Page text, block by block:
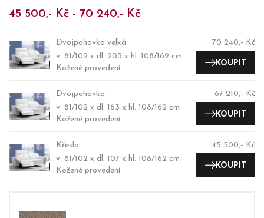
45 500,- Kč - 70 240,- Kč
Dvojpohovka velká
v. 81/102 x dl. 203 x hl. 108/162 cm
Kožené provedení
70 240,- Kč
KOUPIT
Dvojpohovka
v. 81/102 x dl. 163 x hl. 108/162 cm
Kožené provedení
67 210,- Kč
KOUPIT
Křeslo
v. 81/102 x dl. 107 x hl. 108/162 cm
Kožené provedení
45 500,- Kč
KOUPIT